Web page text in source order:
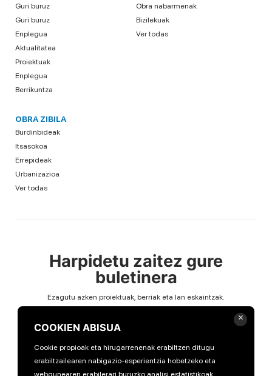
Guri buruz
Guri buruz
Enplegua
Aktualitatea
Proiektuak
Enplegua
Berrikuntza
Obra nabarmenak
Bizilekuak
Ver todas
OBRA ZIBILA
Burdinbideak
Itsasokoa
Errepideak
Urbanizazioa
Ver todas
Harpidetu zaitez gure
buletinera
Ezagutu azken proiektuak, berriak eta lan eskaintzak.
COOKIEN ABISUA
Cookie propioak eta hirugarrenenak erabiltzen ditugu
erabiltzailearen nabigazio-esperientzia hobetzeko eta
webgunearen erabilerari buruzko analisi estatistikoak
×